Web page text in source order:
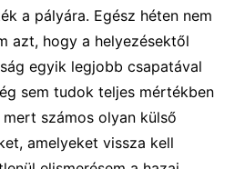
a pályára. Egész héten nem
azt, hogy a helyezésektől
egyik legjobb csapatával
sem tudok teljes mértékben
számos olyan külső
amelyeket vissza kell